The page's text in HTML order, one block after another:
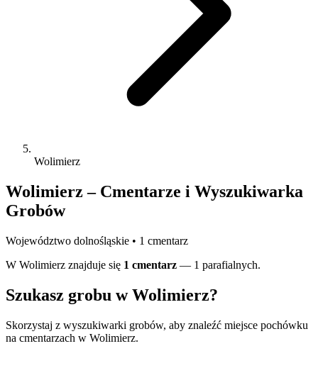
Wolimierz
Wolimierz – Cmentarze i Wyszukiwarka
Grobów
Województwo dolnośląskie • 1 cmentarz
W Wolimierz znajduje się 1 cmentarz — 1 parafialnych.
Szukasz grobu w Wolimierz?
Skorzystaj z wyszukiwarki grobów, aby znaleźć miejsce pochówku
na cmentarzach w Wolimierz.